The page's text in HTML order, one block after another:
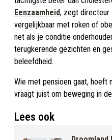
Eenzaamheid, zegt directeur
vergelijkbaar met roken of
net als je conditie
terugkerende gezichten en
beleefdheid.
Wie met pensioen gaat, hoeft
vraagt juist om beweging in
Lees ook